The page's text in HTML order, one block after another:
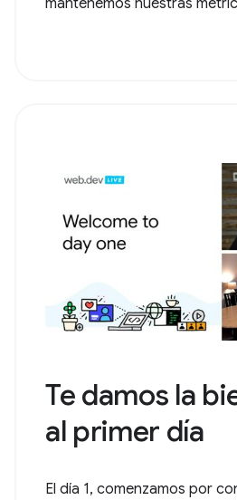
Te damos la
al primer día
El día 1, comenzamos por